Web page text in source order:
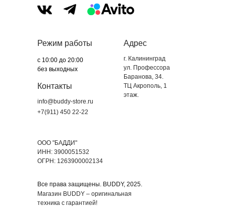
Все права защищены. BUDDY, 2025.
Контакты
+7(911) 450 22-22
info@buddy-store.ru
Адрес
г. Калининград
ул. Профессора
Баранова, 34.
ТЦ Акрополь, 1
этаж.
Магазин BUDDY – оригинальная
техника с гарантией!
ООО "БАДДИ"
ИНН: 3900051532
ОГРН: 1263900002134
Режим работы
с 10:00 до 20:00
без выходных